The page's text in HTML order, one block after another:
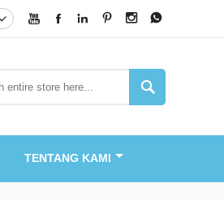
     

TENTANG KAMI